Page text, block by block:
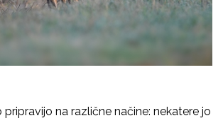
pripravijo na različne načine: nekatere jo